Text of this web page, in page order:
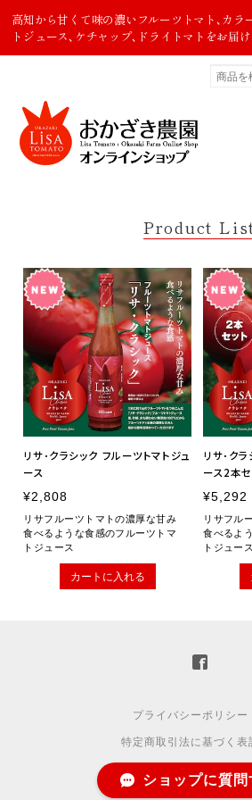
高知から甘くて味の濃いフルーツトマト､カラ
トジュース､ケチャップ､ドライトマトをお届け
Product
リサ･クラシック フルーツトマトジュ
ース
¥2,808
リサフルーツトマトの濃厚な甘み
食べるような食感のフルーツトマ
トジュース
カートに入れる
リサ･クラ
ース2本セ
¥5,292
リサフル
食べるよ
トジュース
プライバシーポリシー
特定商取引法に基づく表
© Okazaki Farm
ショップに質問